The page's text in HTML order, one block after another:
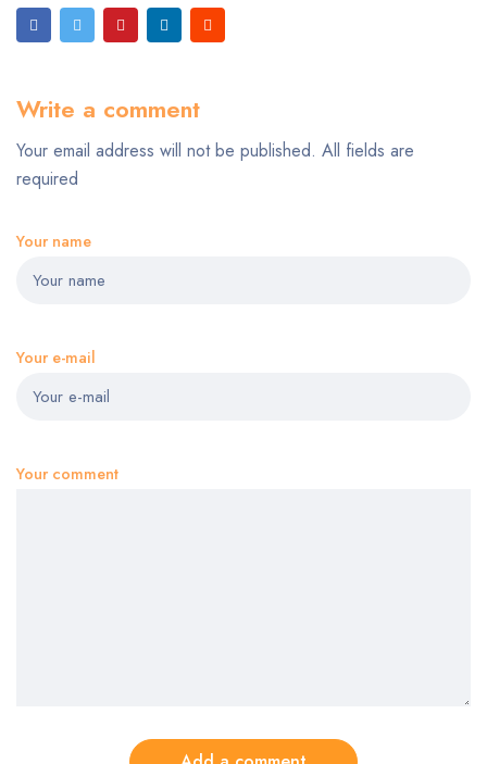
Write a comment
Your email address will not be published. All fields are
required
Your name
Your e-mail
Your comment